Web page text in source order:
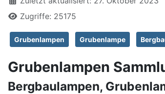
Zugriffe: 25175
Grubenlampen Grubenlampe
Grubenlampen
Bergbaulampen,